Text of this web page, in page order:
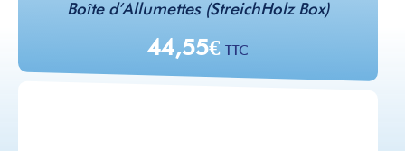
Boîte d’Allumettes (StreichHolz Box)
44,55€ TTC